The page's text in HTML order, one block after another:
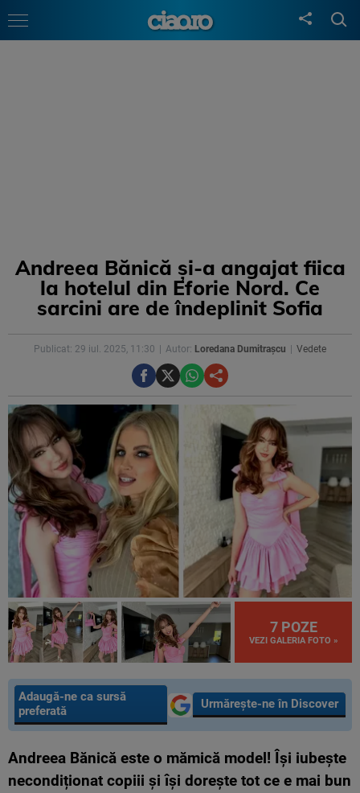
Andreea Bănică și-a angajat fiica
la hotelul din Eforie Nord. Ce
sarcini are de îndeplinit Sofia
Publicat: 29 iul. 2025, 11:30 Autor: Loredana Dumitrașcu Vedete
7 POZE
VEZI GALERIA FOTO »
Adaugă-ne ca sursă
preferată
Urmărește-ne în Discover
Andreea Bănică este o mămică model! Își iubește
necondiționat copiii și își dorește tot ce e mai bun